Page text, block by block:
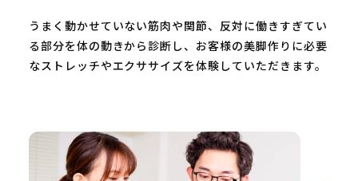
うまく動かせていない筋肉や関節、反対に働きすぎてい
る部分を体の動きから診断し、お客様の美脚作りに必要
なストレッチやエクササイズを体験していただきます。